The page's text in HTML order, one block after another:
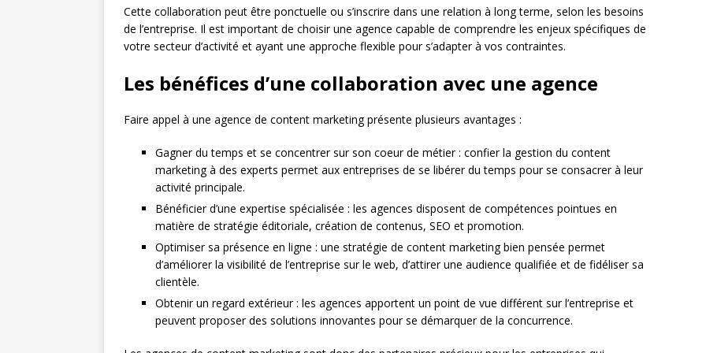
Cette collaboration peut être ponctuelle ou s’inscrire dans une relation à long terme, selon les besoins
de l’entreprise. Il est important de choisir une agence capable de comprendre les enjeux spécifiques de
votre secteur d’activité et ayant une approche flexible pour s’adapter à vos contraintes.
Les bénéfices d’une collaboration avec une agence
Faire appel à une agence de content marketing présente plusieurs avantages :
Gagner du temps et se concentrer sur son coeur de métier : confier la gestion du content
marketing à des experts permet aux entreprises de se libérer du temps pour se consacrer à leur
activité principale.
Bénéficier d’une expertise spécialisée : les agences disposent de compétences pointues en
matière de stratégie éditoriale, création de contenus, SEO et promotion.
Optimiser sa présence en ligne : une stratégie de content marketing bien pensée permet
d’améliorer la visibilité de l’entreprise sur le web, d’attirer une audience qualifiée et de fidéliser sa
clientèle.
Obtenir un regard extérieur : les agences apportent un point de vue différent sur l’entreprise et
peuvent proposer des solutions innovantes pour se démarquer de la concurrence.